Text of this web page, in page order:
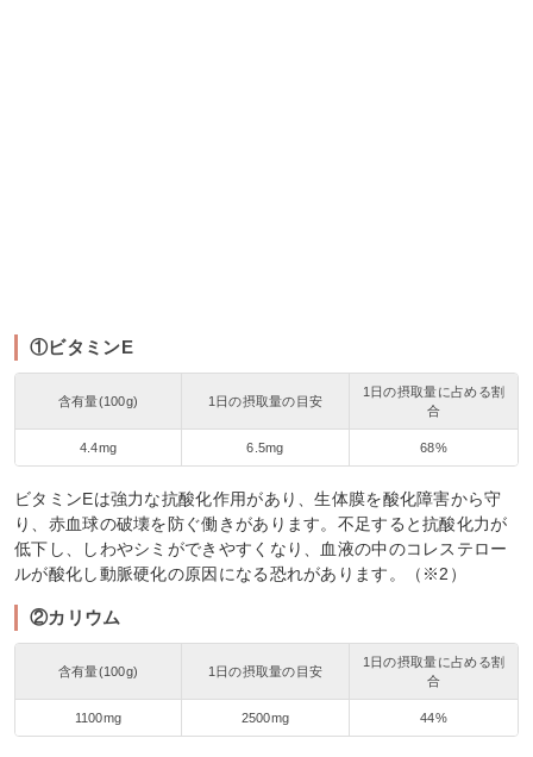
①ビタミンE
含有量(100g) 1日の摂取量の目安
1日の摂取量に占める割
合
4.4mg 6.5mg 68%
ビタミンEは強力な抗酸化作用があり、生体膜を酸化障害から守
り、赤血球の破壊を防ぐ働きがあります。不足すると抗酸化力が
低下し、しわやシミができやすくなり、血液の中のコレステロー
ルが酸化し動脈硬化の原因になる恐れがあります。（※2）
②カリウム
含有量(100g) 1日の摂取量の目安
1日の摂取量に占める割
合
1100mg 2500mg 44%